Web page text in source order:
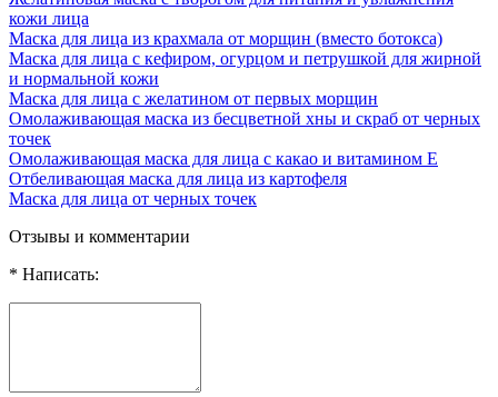
кожи лица
Маска для лица из крахмала от морщин (вместо ботокса)
Маска для лица с кефиром, огурцом и петрушкой для жирной
и нормальной кожи
Маска для лица с желатином от первых морщин
Омолаживающая маска из бесцветной хны и скраб от черных
точек
Омолаживающая маска для лица с какао и витамином Е
Отбеливающая маска для лица из картофеля
Маска для лица от черных точек
Отзывы и комментарии
* Написать: